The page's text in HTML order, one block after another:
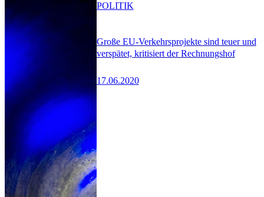
Große EU-Verkehrsprojekte sind teuer und
verspätet, kritisiert der Rechnungshof
17.06.2020
POLITIK